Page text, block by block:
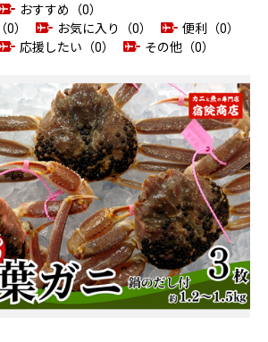
おすすめ（0）
）
お気に入り（0）
便利（0）
応援したい（0） その他（0）